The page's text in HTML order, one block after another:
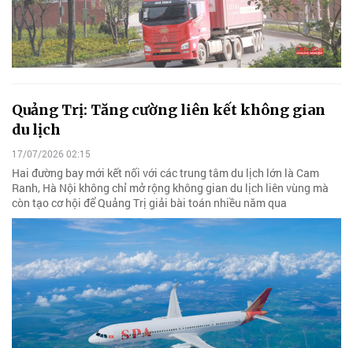
Quảng Trị: Tăng cường liên kết không gian
du lịch
17/07/2026 02:15
Hai đường bay mới kết nối với các trung tâm du lịch lớn là Cam
Ranh, Hà Nội không chỉ mở rộng không gian du lịch liên vùng mà
còn tạo cơ hội để Quảng Trị giải bài toán nhiều năm qua